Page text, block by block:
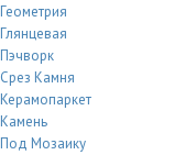
Геометрия
Глянцевая
Пэчворк
Срез Камня
Керамопаркет
Камень
Под Мозаику